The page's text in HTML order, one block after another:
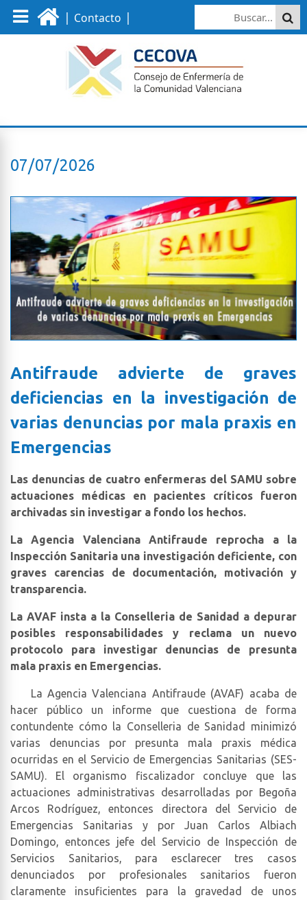
| Contacto |
07/07/2026
Antifraude advierte de graves
deficiencias en la investigación de
varias denuncias por mala praxis en
Emergencias
Las denuncias de cuatro enfermeras del SAMU sobre
actuaciones médicas en pacientes críticos fueron
archivadas sin investigar a fondo los hechos.
La Agencia Valenciana Antifraude reprocha a la
Inspección Sanitaria una investigación deficiente, con
graves carencias de documentación, motivación y
transparencia.
La AVAF insta a la Conselleria de Sanidad a depurar
posibles responsabilidades y reclama un nuevo
protocolo para investigar denuncias de presunta
mala praxis en Emergencias.
La Agencia Valenciana Antifraude (AVAF) acaba de
hacer público un informe que cuestiona de forma
contundente cómo la Conselleria de Sanidad minimizó
varias denuncias por presunta mala praxis médica
ocurridas en el Servicio de Emergencias Sanitarias (SES-
SAMU). El organismo fiscalizador concluye que las
actuaciones administrativas desarrolladas por Begoña
Arcos Rodríguez, entonces directora del Servicio de
Emergencias Sanitarias y por Juan Carlos Albiach
Domingo, entonces jefe del Servicio de Inspección de
Servicios Sanitarios, para esclarecer tres casos
denunciados por profesionales sanitarios fueron
claramente insuficientes para la gravedad de unos